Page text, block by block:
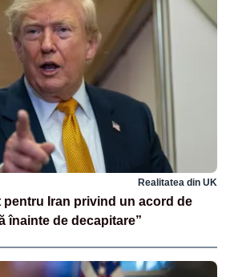
Realitatea din UK
pentru Iran privind un acord de
înainte de decapitare”